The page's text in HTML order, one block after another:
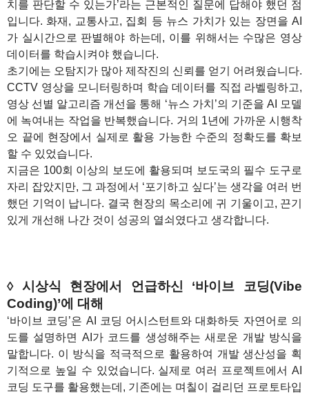
치를 판단할 수 있는가’라는 근본적인 질문에 답해야 했던 점
입니다. 화재, 교통사고, 집회 등 뉴스 가치가 있는 장면을 AI
가 실시간으로 판별해야 하는데, 이를 위해서는 수많은 영상
데이터를 학습시켜야 했습니다.
초기에는 오탐지가 많아 제작진의 신뢰를 얻기 어려웠습니다.
CCTV 영상을 모니터링하며 학습 데이터를 직접 라벨링하고,
영상 선별 알고리즘 개선을 통해 ‘뉴스 가치’의 기준을 AI 모델
에 녹여내는 작업을 반복했습니다. 거의 1년에 가까운 시행착
오 끝에 현장에서 실제로 활용 가능한 수준의 정확도를 확보
할 수 있었습니다.
지금은 100회 이상의 보도에 활용되며 보도국의 필수 도구로
자리 잡았지만, 그 과정에서 ‘포기하고 싶다’는 생각을 여러 번
했던 기억이 납니다. 결국 현장의 목소리에 귀 기울이고, 끈기
있게 개선해 나간 것이 성공의 열쇠였다고 생각합니다.
◊ 시상식 현장에서 언급하신 ‘바이브 코딩(Vibe
Coding)’에 대해
‘바이브 코딩’은 AI 코딩 어시스턴트와 대화하듯 자연어로 의
도를 설명하면 AI가 코드를 생성해주는 새로운 개발 방식을
말합니다. 이 방식을 적극적으로 활용하여 개발 생산성을 획
기적으로 높일 수 있었습니다. 실제로 여러 프로젝트에서 AI
코딩 도구를 활용했는데, 기존에는 며칠이 걸리던 프로토타입